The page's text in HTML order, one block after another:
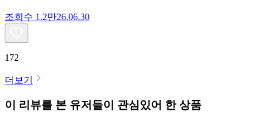
조회수 1.2만26.06.30
172
더보기
이 리뷰를 본 유저들이 관심있어 한 상품